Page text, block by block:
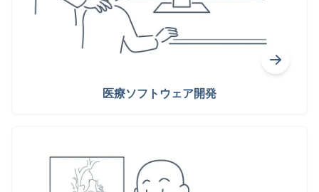
医療ソフトウェア開発